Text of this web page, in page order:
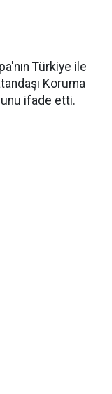
Türkiye ile
Koruma
ifade etti.